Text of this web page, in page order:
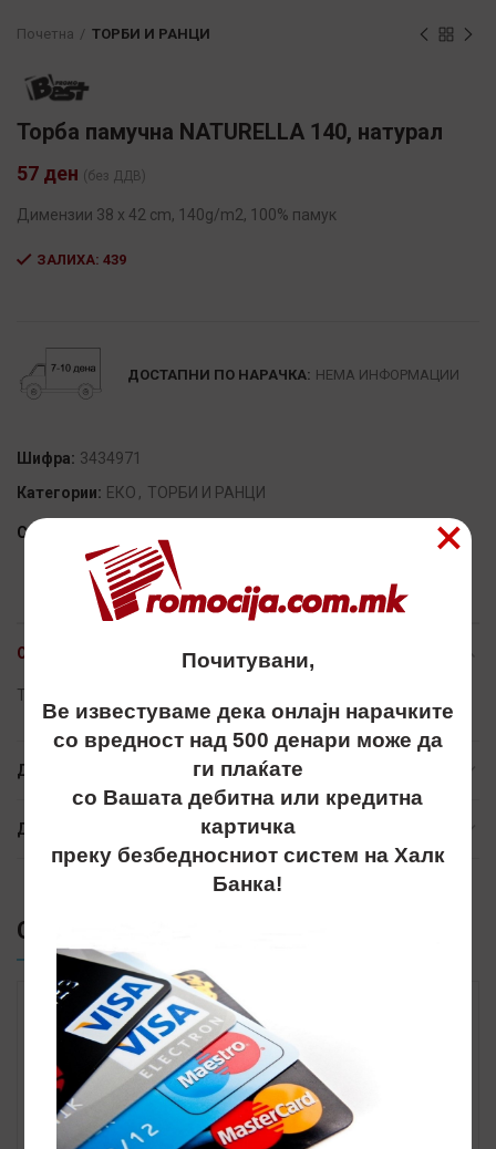
Почетна ТОРБИ И РАНЦИ
Торба памучна NATURELLA 140, натурал
57 ден (без ДДВ)
Димензии 38 x 42 cm, 140g/m2, 100% памук
ЗАЛИХА: 439
ДОСТАПНИ ПО НАРАЧКА: НЕМА ИНФОРМАЦИИ
Шифра: 3434971
Категории: ЕКО , ТОРБИ И РАНЦИ
Сподели
ОПИС
Torba, torbi, торби, promo best
ДОПОЛНИТЕЛНИ ИНФОРМАЦИИ
ДОСТАВА
СЛИЧНИ ПРОИЗВОДИ
Почитувани,
Ве известуваме дека онлајн нарачките
со вредност над 500 денари може да
ги плаќате
со Вашата дебитна или кредитна
картичка
преку безбедносниот систем на Халк
Банка!
×